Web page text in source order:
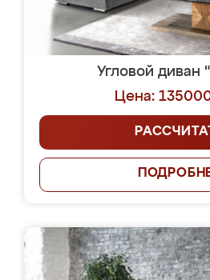
Угловой диван
Цена: